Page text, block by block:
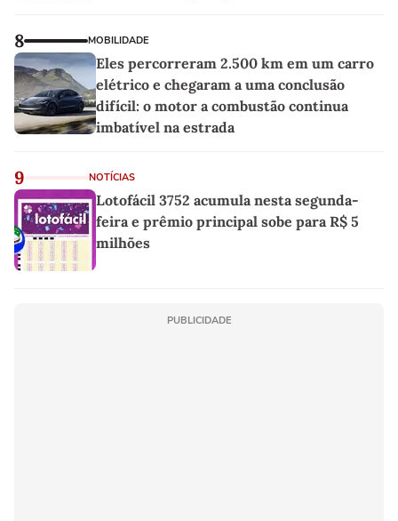
8 MOBILIDADE
Eles percorreram 2.500 km em um carro
elétrico e chegaram a uma conclusão
difícil: o motor a combustão continua
imbatível na estrada
9 NOTÍCIAS
Lotofácil 3752 acumula nesta segunda-
feira e prêmio principal sobe para R$ 5
milhões
PUBLICIDADE